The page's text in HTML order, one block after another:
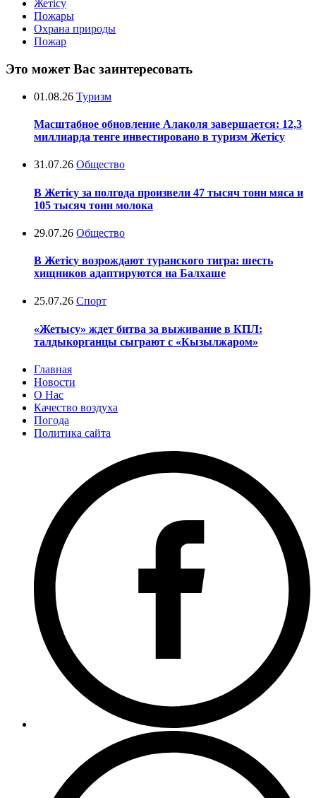
Жетісу
Пожары
Охрана природы
Пожар
Это может Вас заинтересовать
01.08.26 Туризм
Масштабное обновление Алаколя завершается: 12,3
миллиарда тенге инвестировано в туризм Жетісу
31.07.26 Общество
В Жетісу за полгода произвели 47 тысяч тонн мяса и
105 тысяч тонн молока
29.07.26 Общество
В Жетісу возрождают туранского тигра: шесть
хищников адаптируются на Балхаше
25.07.26 Спорт
«Жетысу» ждет битва за выживание в КПЛ:
талдыкорганцы сыграют с «Кызылжаром»
Главная
Новости
О Нас
Качество воздуха
Погода
Политика сайта